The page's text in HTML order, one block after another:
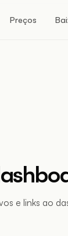
Preços
e links ao